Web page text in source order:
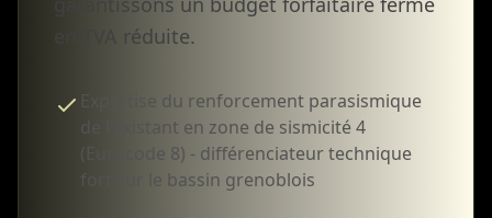
en TVA réduite.
Expertise du renforcement parasismique
de l'existant en zone de sismicité 4
(Eurocode 8) - différenciateur technique
fort sur le bassin grenoblois